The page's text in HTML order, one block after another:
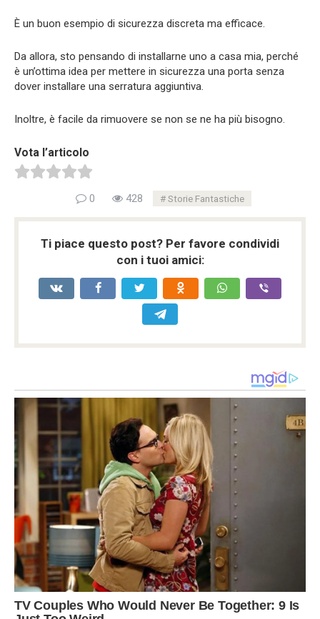
È un buon esempio di sicurezza discreta ma efficace.
Da allora, sto pensando di installarne uno a casa mia, perché
è un’ottima idea per mettere in sicurezza una porta senza
dover installare una serratura aggiuntiva.
Inoltre, è facile da rimuovere se non se ne ha più bisogno.
Vota l’articolo
0 428 Storie Fantastiche
Ti piace questo post? Per favore condividi
con i tuoi amici: